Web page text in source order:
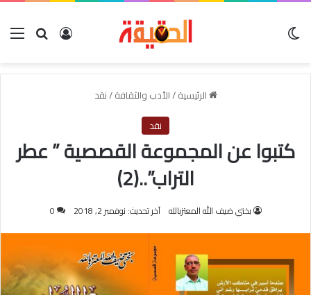
بحث عنتسجيل
الرئيسية/الأدب والثقافة/نقد
نقد
كتبوا عن المجموعة القصصية ” عطر
التراب”..(2)
بختي ضيف الله المعتزبالله آخر تحديث: نوفمبر 2, 2018 0